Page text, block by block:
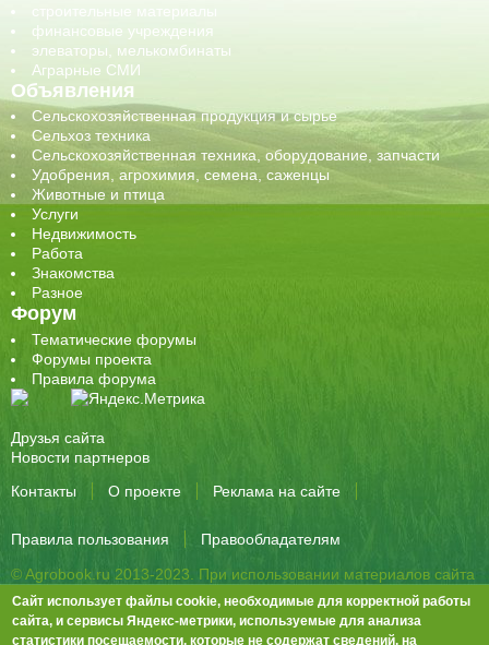
строительные материалы
финансовые учреждения
элеваторы, мелькомбинаты
Аграрные СМИ
Объявления
Сельскохозяйственная продукция и сырье
Сельхоз техника
Сельскохозяйственная техника, оборудование, запчасти
Удобрения, агрохимия, семена, саженцы
Животные и птица
Услуги
Недвижимость
Работа
Знакомства
Разное
Форум
Тематические форумы
Форумы проекта
Правила форума
Друзья сайта
Новости партнеров
Контакты
О проекте Реклама на сайте
Правила пользования
Правообладателям
© Agrobook.ru 2013-2023. При использовании материалов сайта
активная ссылка на публикацию обязательна.
344000, Ростов-на-Дону, ул. Города Волос, д.6, 8 этаж, офис 803
Сайт использует файлы cookie, необходимые для корректной работы
сайта, и сервисы Яндекс-метрики, используемые для анализа
статистики посещаемости, которые не содержат сведений, на